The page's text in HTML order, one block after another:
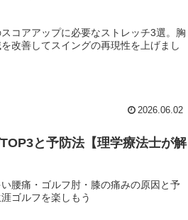
コアアップに必要なストレッチ3選。胸
改善してスイングの再現性を上げまし
2026.06.02
と予防法【理学療法士が解
腰痛・ゴルフ肘・膝の痛みの原因と予
ゴルフを楽しもう